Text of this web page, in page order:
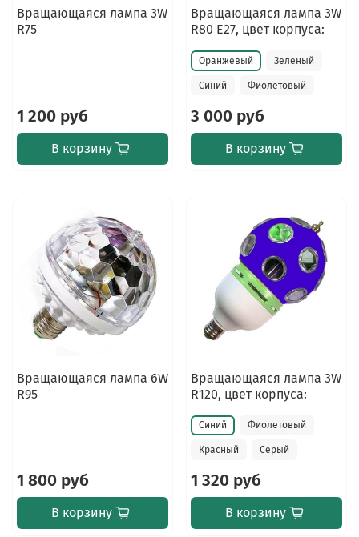
Вращающаяся лампа 3W
R75
1 200 руб
В корзину
Вращающаяся лампа 3W
R80 E27, цвет корпуса:
Оранжевый Зеленый
Синий Фиолетовый
3 000 руб
В корзину
Вращающаяся лампа 6W
R95
1 800 руб
В корзину
Вращающаяся лампа 3W
R120, цвет корпуса:
Синий Фиолетовый
Красный Серый
1 320 руб
В корзину